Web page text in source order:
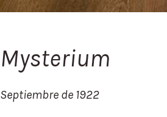
Mysterium
Septiembre de 1922